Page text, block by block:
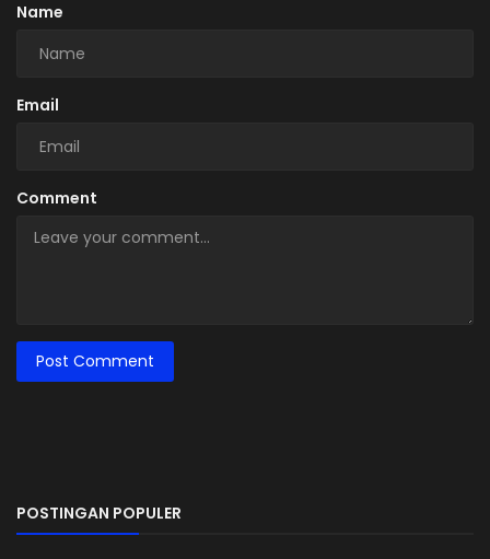
Name
Email
Comment
Post Comment
POSTINGAN POPULER